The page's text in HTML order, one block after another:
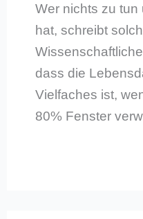
Wer nichts zu
hat, schreibt
dass die
Vielfaches ist,
80% Fenster